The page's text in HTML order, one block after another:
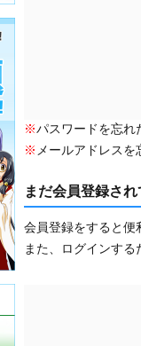
※パスワードを忘れ
※ メールアドレス
まだ会員登録さ
会員登録をすると便
また、ログインす